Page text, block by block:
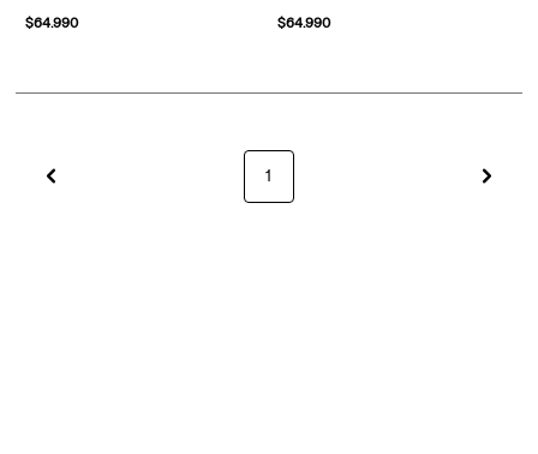
$64.990 $64.990
1